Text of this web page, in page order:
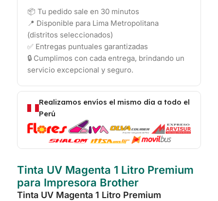
📦 Tu pedido sale en 30 minutos
📍 Disponible para Lima Metropolitana
(distritos seleccionados)
✅ Entregas puntuales garantizadas
🔒 Cumplimos con cada entrega, brindando un
servicio excepcional y seguro.
Realizamos envíos el mismo día a todo el
Perú
Tinta UV Magenta 1 Litro Premium
para Impresora Brother
Tinta UV Magenta 1 Litro Premium